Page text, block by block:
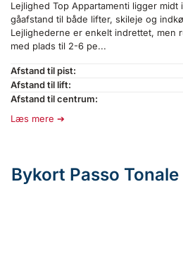
Lejlighed Top Appartamenti ligger midt
gåafstand til både lifter, skileje og
Lejlighederne er enkelt indrettet, men
med plads til 2-6 pe...
Afstand til pist:
Afstand til lift:
Afstand til centrum:
Læs mere
Bykort Passo Tonale